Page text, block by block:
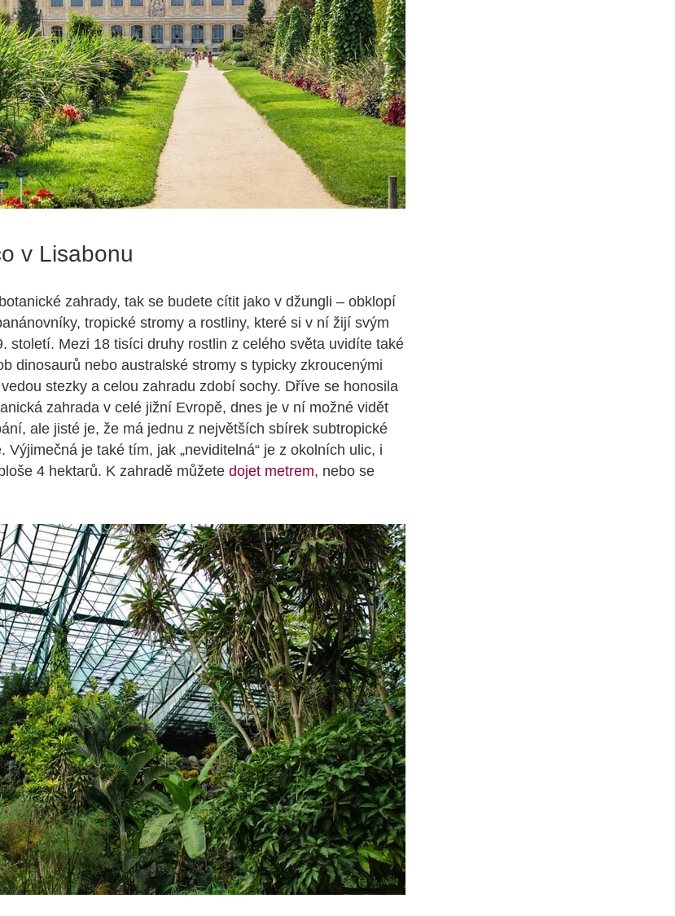
v Lisabonu
zahrady, tak se budete cítit jako v džungli – obklopí
tropické stromy a rostliny, které si v ní žijí svým
století. Mezi 18 tisíci druhy rostlin z celého světa uvidíte také
dinosaurů nebo australské stromy s typicky zkroucenými
stezky a celou zahradu zdobí sochy. Dříve se honosila
zahrada v celé jižní Evropě, dnes je v ní možné vidět
ale jisté je, že má jednu z největších sbírek subtropické
Výjimečná je také tím, jak „neviditelná“ je z okolních ulic, i
4 hektarů. K zahradě můžete dojet metrem, nebo se